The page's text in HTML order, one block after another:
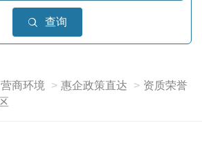
查询
营商环境 惠企政策直达
资质荣誉